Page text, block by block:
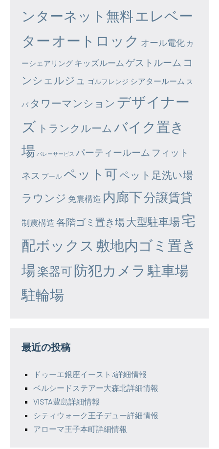
ンターネット無料エレベー
ター オートロック オール電化 カ
ーシェアリング キッズルーム ゲストルーム コ
ンシェルジュ
ゴルフレンジ シアタールーム ス
パ タワーマンション デザイナー
ズ トランクルーム バイク置き
場 バレーサービス パーティールーム フィット
ネス プール ペット可ペット足洗い場
ラウンジ 免震構造 内廊下分譲賃貸
制震構造 各階ゴミ置き場大型駐車場宅
配ボックス 敷地内ゴミ置き
場楽器可防犯カメラ 駐車場
駐輪場
最近の投稿
ドゥーエ銀座イースト3詳細情報
ベルシードステアー大森北詳細情報
VISTA豊島詳細情報
シティウォーク王子デュー詳細情報
アローマ王子本町詳細情報